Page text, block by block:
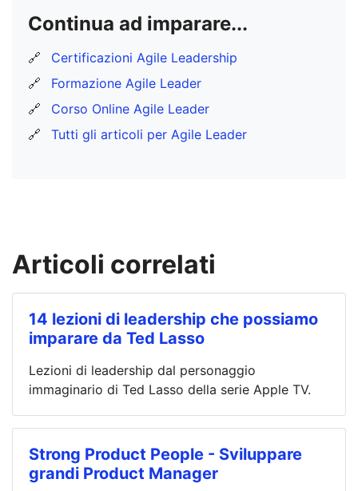
Continua ad imparare...
🔗
Certificazioni Agile Leadership
🔗
Formazione Agile Leader
🔗
Corso Online Agile Leader
🔗
Tutti gli articoli per Agile Leader
Articoli correlati
14 lezioni di leadership che possiamo
imparare da Ted Lasso
Lezioni di leadership dal personaggio
immaginario di Ted Lasso della serie Apple TV.
Strong Product People - Sviluppare
grandi Product Manager